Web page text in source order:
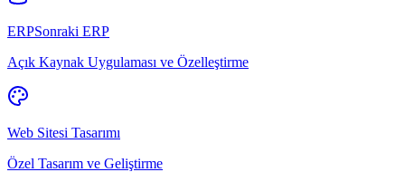
ERPSonraki ERP
Açık Kaynak Uygulaması ve Özelleştirme
Web Sitesi Tasarımı
Özel Tasarım ve Geliştirme